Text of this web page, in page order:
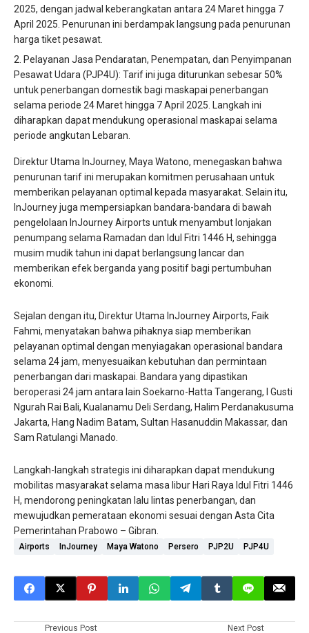
2025, dengan jadwal keberangkatan antara 24 Maret hingga 7
April 2025. Penurunan ini berdampak langsung pada penurunan
harga tiket pesawat.
Pelayanan Jasa Pendaratan, Penempatan, dan Penyimpanan
Pesawat Udara (PJP4U): Tarif ini juga diturunkan sebesar 50%
untuk penerbangan domestik bagi maskapai penerbangan
selama periode 24 Maret hingga 7 April 2025. Langkah ini
diharapkan dapat mendukung operasional maskapai selama
periode angkutan Lebaran.
Direktur Utama InJourney, Maya Watono, menegaskan bahwa
penurunan tarif ini merupakan komitmen perusahaan untuk
memberikan pelayanan optimal kepada masyarakat. Selain itu,
InJourney juga mempersiapkan bandara-bandara di bawah
pengelolaan InJourney Airports untuk menyambut lonjakan
penumpang selama Ramadan dan Idul Fitri 1446 H, sehingga
musim mudik tahun ini dapat berlangsung lancar dan
memberikan efek berganda yang positif bagi pertumbuhan
ekonomi.
Sejalan dengan itu, Direktur Utama InJourney Airports, Faik
Fahmi, menyatakan bahwa pihaknya siap memberikan
pelayanan optimal dengan menyiagakan operasional bandara
selama 24 jam, menyesuaikan kebutuhan dan permintaan
penerbangan dari maskapai. Bandara yang dipastikan
beroperasi 24 jam antara lain Soekarno-Hatta Tangerang, I Gusti
Ngurah Rai Bali, Kualanamu Deli Serdang, Halim Perdanakusuma
Jakarta, Hang Nadim Batam, Sultan Hasanuddin Makassar, dan
Sam Ratulangi Manado.
Langkah-langkah strategis ini diharapkan dapat mendukung
mobilitas masyarakat selama masa libur Hari Raya Idul Fitri 1446
H, mendorong peningkatan lalu lintas penerbangan, dan
mewujudkan pemerataan ekonomi sesuai dengan Asta Cita
Pemerintahan Prabowo – Gibran.
Airports InJourney Maya Watono Persero PJP2U PJP4U
Previous Post Next Post